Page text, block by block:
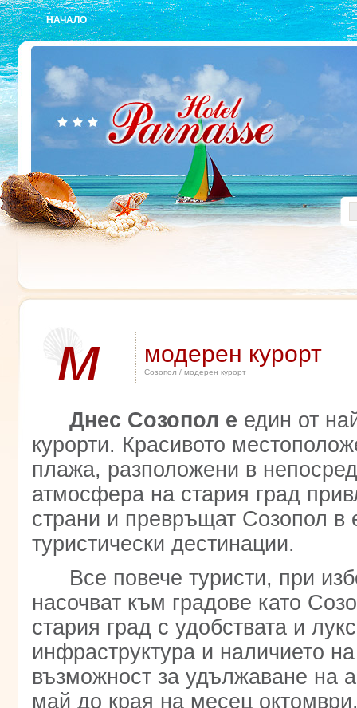
НАЧАЛО
м модерен курорт
Созопол / модерен курорт
Днес Созопол е един от
курорти. Красивото
плажа, разположени в
атмосфера на стария град
страни и превръщат Созопол в
туристически дестинации.
Все повече туристи, при
насочват към градове като
стария град с удобствата и
инфраструктура и наличието
възможност за удължаване на
май до края на месец